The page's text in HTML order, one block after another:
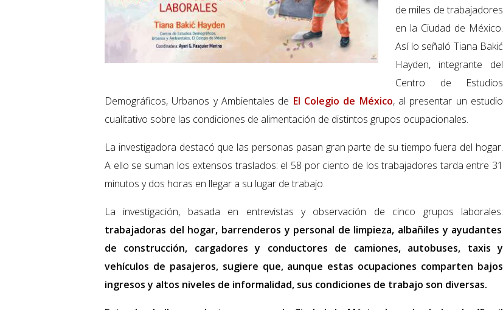
de miles de trabajadores
en la Ciudad de México.
Así lo señaló Tiana Bakić
Hayden, integrante del
Centro de Estudios
Demográficos, Urbanos y Ambientales de El Colegio de México, al presentar un estudio
cualitativo sobre las condiciones de alimentación de distintos grupos ocupacionales.
La investigadora destacó que las personas pasan gran parte de su tiempo fuera del hogar.
A ello se suman los extensos traslados: el 58 por ciento de los trabajadores tarda entre 31
minutos y dos horas en llegar a su lugar de trabajo.
La investigación, basada en entrevistas y observación de cinco grupos laborales:
trabajadoras del hogar, barrenderos y personal de limpieza, albañiles y ayudantes
de construcción, cargadores y conductores de camiones, autobuses, taxis y
vehículos de pasajeros, sugiere que, aunque estas ocupaciones comparten bajos
ingresos y altos niveles de informalidad, sus condiciones de trabajo son diversas.